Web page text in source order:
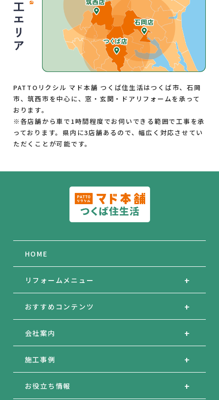
PATTOリクシル マド本舗 つくば住生活はつくば市、石岡
市、筑西市を中心に、窓・玄関・ドアリフォームを承って
おります。
※各店舗から車で1時間程度でお伺いできる範囲で工事を承
っております。県内に3店舗あるので、幅広く対応させてい
ただくことが可能です。
HOME
リフォームメニュー
おすすめコンテンツ
会社案内
施工事例
お役立ち情報